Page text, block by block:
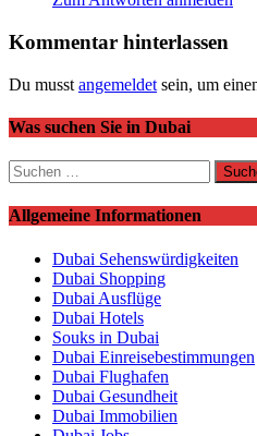
Kommentar hinterlassen
Du musst angemeldet sein, um
Was suchen Sie in Dubai
Suchen
nach:
Allgemeine Informationen
Dubai Sehenswürdigkeiten
Dubai Shopping
Dubai Ausflüge
Dubai Hotels
Souks in Dubai
Dubai Einreisebestimmungen
Dubai Flughafen
Dubai Gesundheit
Dubai Immobilien